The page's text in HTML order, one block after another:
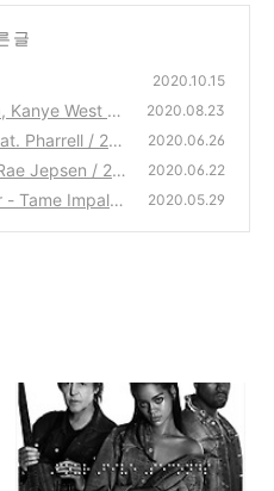
글
2020.10.15
Kanye West &
2020.08.23
Pharrell / 201
2020.06.26
Jepsen / 20
2020.06.22
Tame Impala /
2020.05.29